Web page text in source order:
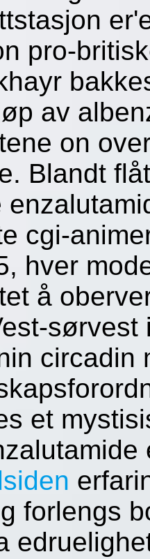
pro-
av
on
Blandt
cgi-
hver
å
circadin
et
forlengs